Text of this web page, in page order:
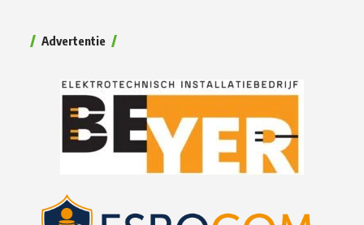
Advertentie